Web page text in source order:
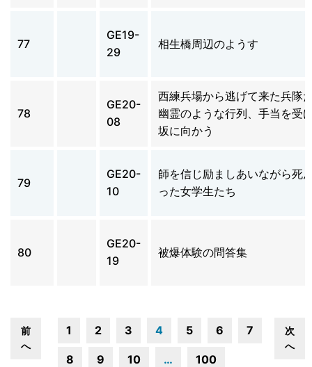
77
GE19-
29
相生橋周辺のようす
78
GE20-
08
西練兵場から逃げて来た兵隊
幽霊のような行列、手当を受
坂に向かう
79
GE20-
10
師を信じ励ましあいながら死
った女学生たち
80
GE20-
19
被爆体験の問答集
前
へ
1 2 3 4 5 6 7
8 9 10 … 100
次
へ